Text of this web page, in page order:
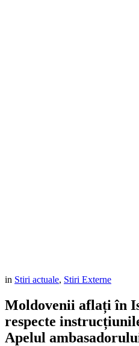
in Stiri actuale, Stiri Externe
Moldovenii aflați în
respecte
Apelul